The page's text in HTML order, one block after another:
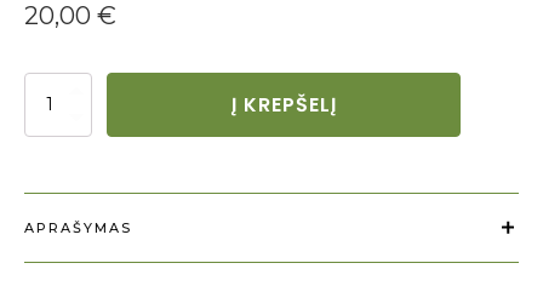
20,00 €
CBD
veido
prausiklis
Į KREPŠELĮ
APRAŠYMAS